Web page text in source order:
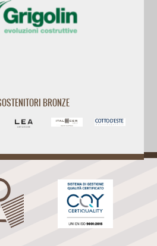
BRONZE